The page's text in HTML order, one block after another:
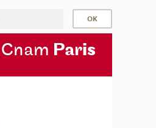
Cnam Paris